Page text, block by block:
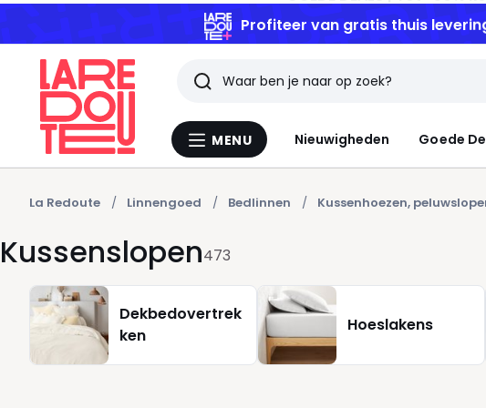
Profiteer van gratis thuis
Menu
MENU Nieuwigheden Goede
Zoeken
Laatst
bekeken
artikelen
La Redoute Linnengoed Bedlinnen Kussenhoezen,
Kussenslopen473
Dekbedovertrek
ken
Hoeslakens